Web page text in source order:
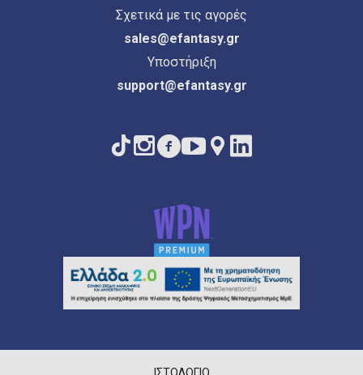
Σχετικά με τις αγορές
sales@efantasy.gr
Υποστήριξη
support@efantasy.gr
ΙΣΤΟΛΌΓΙΟ